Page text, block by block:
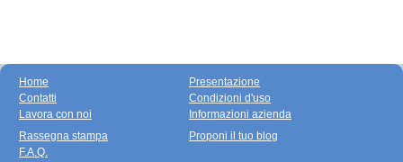
Home
Contatti
Lavora con noi
Presentazione
Condizioni d'uso
Informazioni azienda
Rassegna stampa
F.A.Q.
Proponi il tuo blog